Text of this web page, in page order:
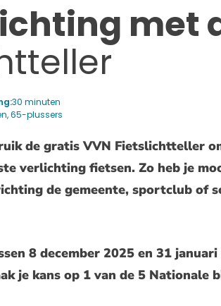
met
30 minuten
65-plussers
de gratis VVN Fietslichtteller
verlichting fietsen. Zo heb je
de gemeente, sportclub of
8 december 2025 en 31 januari
je kans op 1 van de 5 Nationale